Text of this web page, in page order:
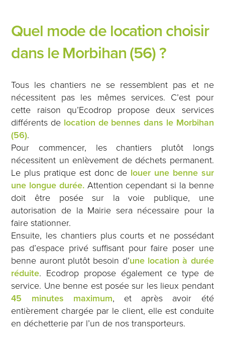
Quel mode de location choisir
dans le Morbihan (56) ?
Tous les chantiers ne se ressemblent pas et ne
nécessitent pas les mêmes services. C’est pour
cette raison qu’Ecodrop propose deux services
différents de location de bennes dans le Morbihan
(56).
Pour commencer, les chantiers plutôt longs
nécessitent un enlèvement de déchets permanent.
Le plus pratique est donc de louer une benne sur
une longue durée.Attention cependant si la benne
doit être posée sur la voie publique, une
autorisation de la Mairie sera nécessaire pour la
faire stationner.
Ensuite, les chantiers plus courts et ne possédant
pas d’espace privé suffisant pour faire poser une
benne auront plutôt besoin d’une location à durée
réduite. Ecodrop propose également ce type de
service. Une benne est posée sur les lieux pendant
45 minutes maximum, et après avoir été
entièrement chargée par le client, elle est conduite
en déchetterie par l’un de nos transporteurs.